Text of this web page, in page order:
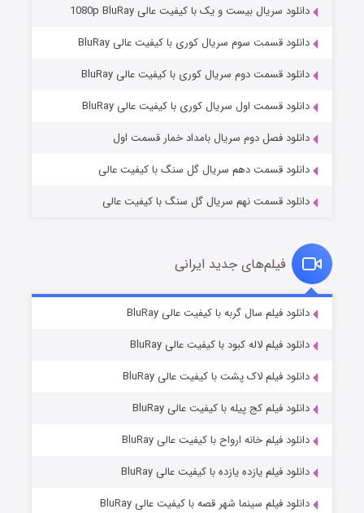
وستی ها
قسمت1 (زیرنویس) منتشر شد
قسمت6 (زیرنویس) منتشر شد
دانلود سریال بیست و یک با کیفیت عالی 1080p BluRay
دانلود قسمت سوم سریال کوری با کیفیت عالی BluRay
دانلود قسمت دوم سریال کوری با کیفیت عالی BluRay
دانلود قسمت اول سریال کوری با کیفیت عالی BluRay
دانلود فصل دوم سریال بامداد خمار قسمت اول
دانلود قسمت دهم سریال گل سنگ با کیفیت عالی
دانلود قسمت نهم سریال گل سنگ با کیفیت عالی
فیلم‌های جدید ایرانی
دانلود فیلم سال گربه با کیفیت عالی BluRay
دانلود فیلم لاله کبود با کیفیت عالی BluRay
دانلود فیلم لاک پشت با کیفیت عالی BluRay
دانلود فیلم کج‌ پیله با کیفیت عالی BluRay
دانلود فیلم خانه ارواح با کیفیت عالی BluRay
دانلود فیلم یازده یازده با کیفیت عالی BluRay
دانلود فیلم سینما شهر قصه با کیفیت عالی BluRay